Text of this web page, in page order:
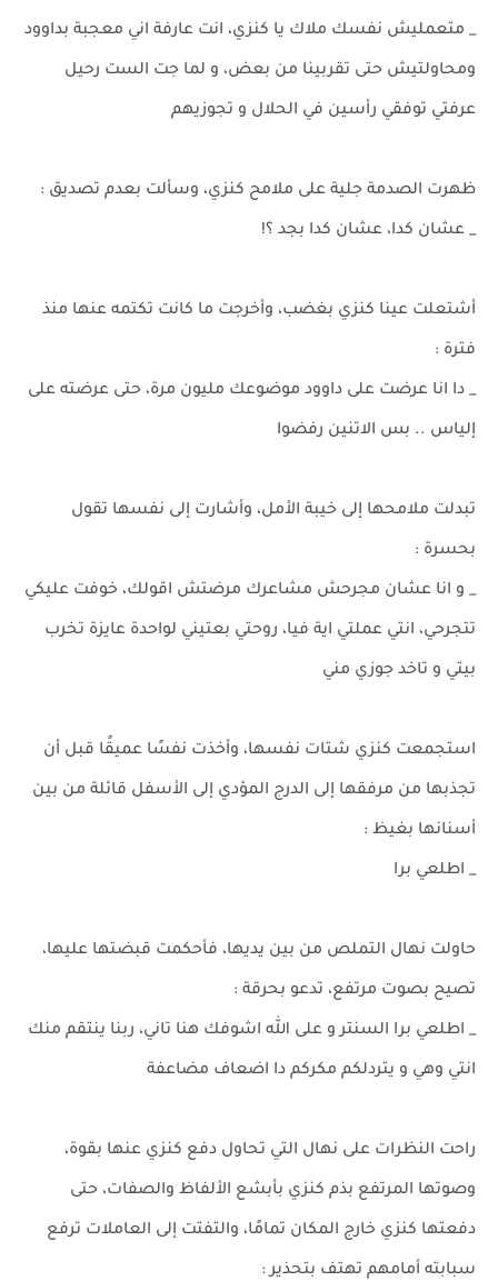
_ متعمليش نفسك ملاك يا كنزي، انت عارفة اني معجبة بداوود
ومحاولتيش حتى تقربينا من بعض، و لما جت الست رحيل
عرفتي توفقي رأسين في الحلال و تجوزيهم
ظهرت الصدمة جلية على ملامح كنزي، وسألت بعدم تصديق :
_ عشان كدا، عشان كدا بجد ؟!
أشتعلت عينا كنزي بغضب، وأخرجت ما كانت تكتمه عنها منذ
فترة :
_ دا انا عرضت على داوود موضوعك مليون مرة، حتى عرضته على
إلياس .. بس الاتنين رفضوا
تبدلت ملامحها إلى خيبة الأمل، وأشارت إلى نفسها تقول
بحسرة :
_ و انا عشان مجرحش مشاعرك مرضتش اقولك، خوفت عليكي
تتجرحي، انتي عملتي اية فيا، روحتي بعتيني لواحدة عايزة تخرب
بيتي و تاخد جوزي مني
استجمعت كنزي شتات نفسها، وأخذت نفسًا عميقًا قبل أن
تجذبها من مرفقها إلى الدرج المؤدي إلى الأسفل قائلة من بين
أسنانها بغيظ :
_ اطلعي برا
حاولت نهال التملص من بين يديها، فأحكمت قبضتها عليها،
تصيح بصوت مرتفع، تدعو بحرقة :
_ اطلعي برا السنتر و على الله اشوفك هنا تاني، ربنا ينتقم منك
انتي وهي و يتردلكم مكركم دا اضعاف مضاعفة
راحت النظرات على نهال التي تحاول دفع كنزي عنها بقوة،
وصوتها المرتفع بذم كنزي بأبشع الألفاظ والصفات، حتى
دفعتها كنزي خارج المكان تمامًا، والتفتت إلى العاملات ترفع
سبابته أمامهم تهتف بتحذير :